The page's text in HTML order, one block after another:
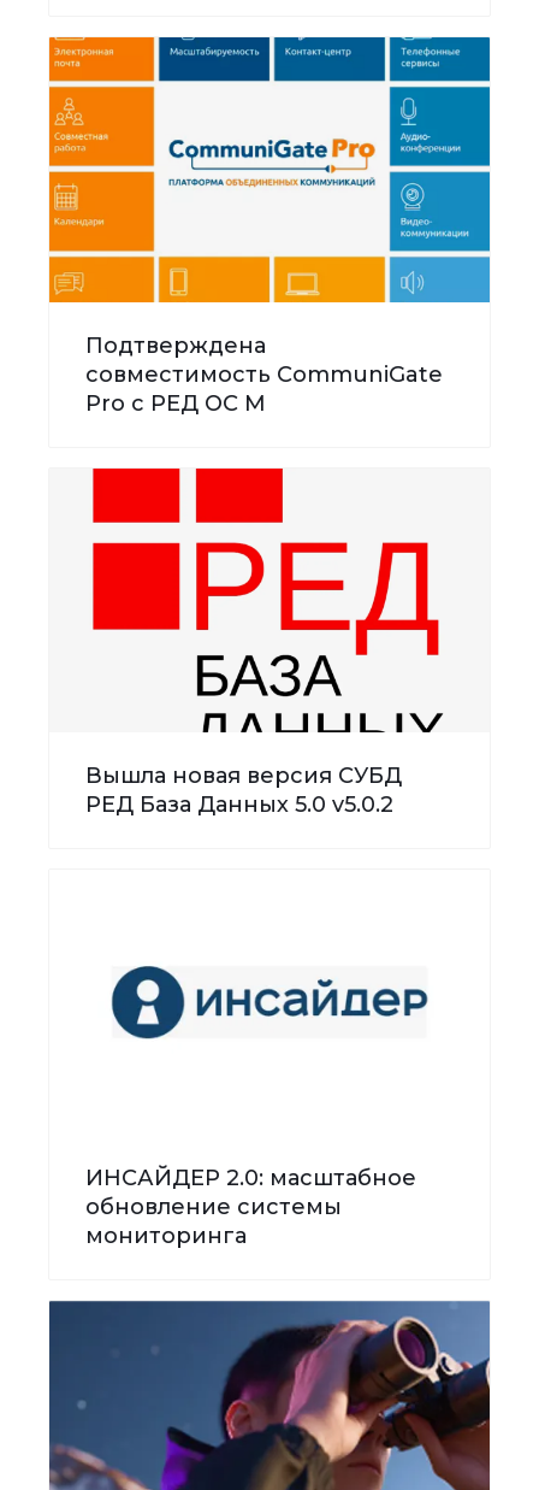
Подтверждена
совместимость CommuniGate
Pro с РЕД ОС М
Вышла новая версия СУБД
РЕД База Данных 5.0 v5.0.2
ИНСАЙДЕР 2.0: масштабное
обновление системы
мониторинга